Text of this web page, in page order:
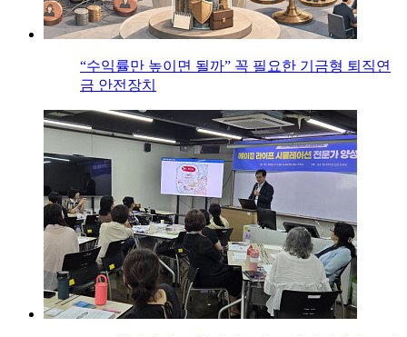
“수익률만 높이면 될까” 꼭 필요한 기금형 퇴직연
금 안전장치